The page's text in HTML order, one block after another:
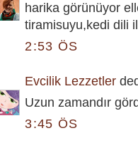
harika görünüyor
tiramisuyu,kedi dili
2:53 ÖS
Evcilik Lezzetler
Uzun zamandır
3:45 ÖS